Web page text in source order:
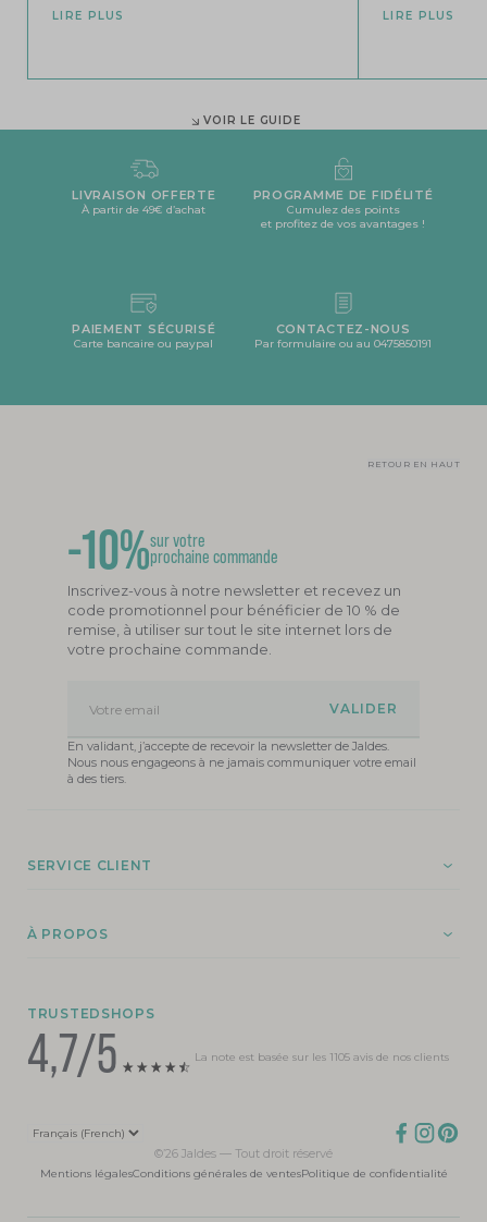
LIRE PLUS LIRE PLUS
VOIR LE GUIDE
LIVRAISON OFFERTE
À partir de 49€ d’achat
PROGRAMME DE FIDÉLITÉ
Cumulez des points
et profitez de vos avantages !
PAIEMENT SÉCURISÉ
Carte bancaire ou paypal
CONTACTEZ-NOUS
Par formulaire ou au 0475850191
RETOUR EN HAUT
-10%sur votre
prochaine commande
Inscrivez-vous à notre newsletter et recevez un
code promotionnel pour bénéficier de 10 % de
remise, à utiliser sur tout le site internet lors de
votre prochaine commande.
Votre email
En validant, j’accepte de recevoir la newsletter de Jaldes.
Nous nous engageons à ne jamais communiquer votre email
à des tiers.
SERVICE CLIENT
À PROPOS
TRUSTEDSHOPS
4,7/5 La note est basée sur les 1105 avis de nos clients
©’26 Jaldes — Tout droit réservé
Mentions légalesConditions générales de ventesPolitique de confidentialité